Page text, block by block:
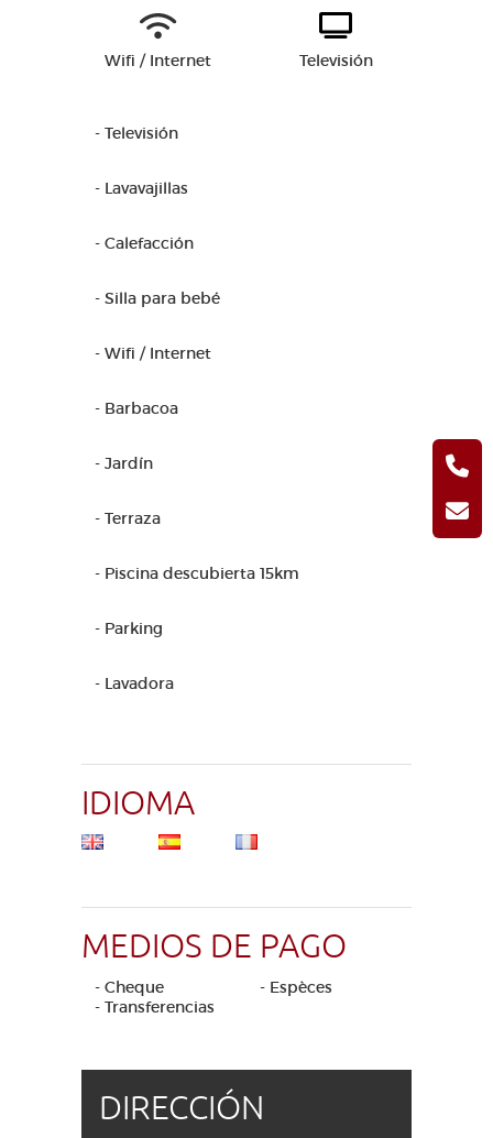
Wifi / Internet Televisión
- Televisión
- Lavavajillas
- Calefacción
- Silla para bebé
- Wifi / Internet
- Barbacoa
- Jardín
- Terraza
- Piscina descubierta 15km
- Parking
- Lavadora
IDIOMA
MEDIOS DE PAGO
- Cheque
- Espèces
- Transferencias
DIRECCIÓN